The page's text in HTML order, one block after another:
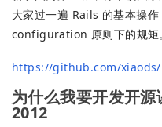
大家过一遍 Rails 的基本操
configuration 原则下的规矩
https://github.com/
为什么我要开发开
2012